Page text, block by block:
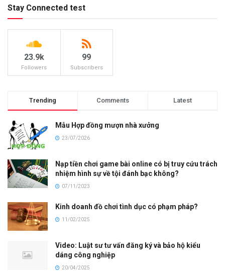
Stay Connected test
23.9k
Followers
99
Subscribers
Trending Comments Latest
Mẫu Hợp đồng mượn nhà xưởng
23/07/2026
Nạp tiền chơi game bài online có bị truy cứu trách
nhiệm hình sự về tội đánh bạc không?
07/11/2023
Kinh doanh đồ chơi tình dục có phạm pháp?
11/02/2025
Video: Luật sư tư vấn đăng ký và bảo hộ kiểu
dáng công nghiệp
20/04/2025